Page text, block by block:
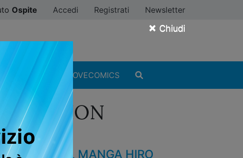
× Chiudi
Ospite Accedi Registrati Newsletter
#ILOVECOMICS
EDITION
DEL MANGA HIRO